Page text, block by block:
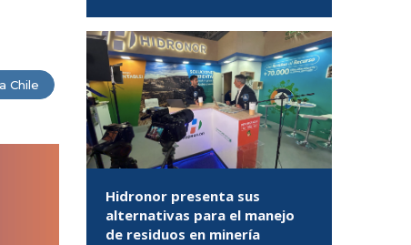
Chile
Hidronor presenta sus
alternativas para el manejo
de residuos en minería